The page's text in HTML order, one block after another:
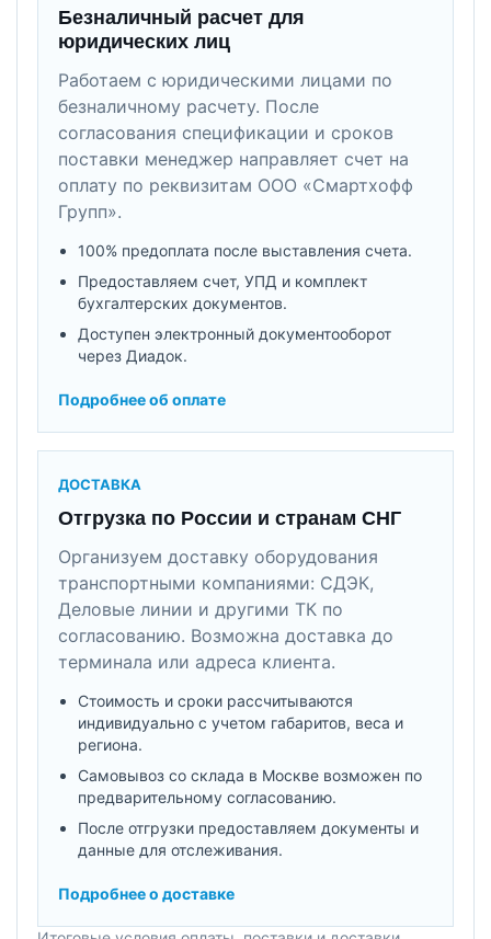
Безналичный расчет для
юридических лиц
Работаем с юридическими лицами по
безналичному расчету. После
согласования спецификации и сроков
поставки менеджер направляет счет на
оплату по реквизитам ООО «Смартхофф
Групп».
100% предоплата после выставления счета.
Предоставляем счет, УПД и комплект
бухгалтерских документов.
Доступен электронный документооборот
через Диадок.
Подробнее об оплате
ДОСТАВКА
Отгрузка по России и странам СНГ
Организуем доставку оборудования
транспортными компаниями: СДЭК,
Деловые линии и другими ТК по
согласованию. Возможна доставка до
терминала или адреса клиента.
Стоимость и сроки рассчитываются
индивидуально с учетом габаритов, веса и
региона.
Самовывоз со склада в Москве возможен по
предварительному согласованию.
После отгрузки предоставляем документы и
данные для отслеживания.
Подробнее о доставке